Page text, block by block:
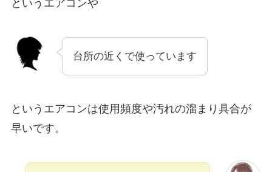
というエアコンや
台所の近くで使っています
というエアコンは使用頻度や汚れの溜まり具合が
早いです。